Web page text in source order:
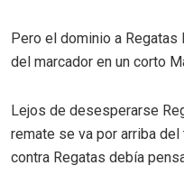
Pero el dominio a
del marcador en un corto
Lejos de desesperarse
remate se va por arriba
contra Regatas debía